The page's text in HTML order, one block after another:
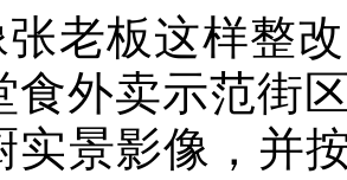
张老板这样整
食外卖示范街
实景影像，并